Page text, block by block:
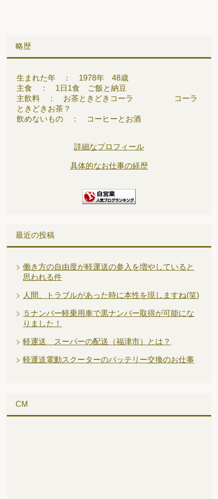
略歴
生まれた年 ： 1978年 48歳
主食 ： 1日1食 ご飯と納豆
主飲料 ： お茶ときどきコーラ コーラ
ときどきお茶？
飲めないもの ： コーヒーとお酒
詳細なプロフィール
具体的なお仕事の経歴
最近の投稿
働き方の自由度が軽運送の参入を増やしていると
思われる件
人間、トラブルがあった時に本性を現しますね(笑)
５ナンバー軽乗用車で黒ナンバー取得が可能にな
りました！
軽運送 スーパーの配送（福津市）とは？
軽運送電動スクーターのバッテリー交換のお仕事
CM